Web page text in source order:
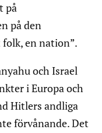
på
på den
en nation”.
och Israel
i Europa och
Hitlers andliga
förvånande. Det